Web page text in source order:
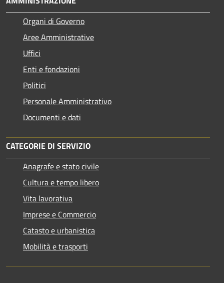
Organi di Governo
Aree Amministrative
Uffici
Enti e fondazioni
Politici
Personale Amministrativo
Documenti e dati
CATEGORIE DI SERVIZIO
Anagrafe e stato civile
Cultura e tempo libero
Vita lavorativa
Imprese e Commercio
Catasto e urbanistica
Mobilità e trasporti